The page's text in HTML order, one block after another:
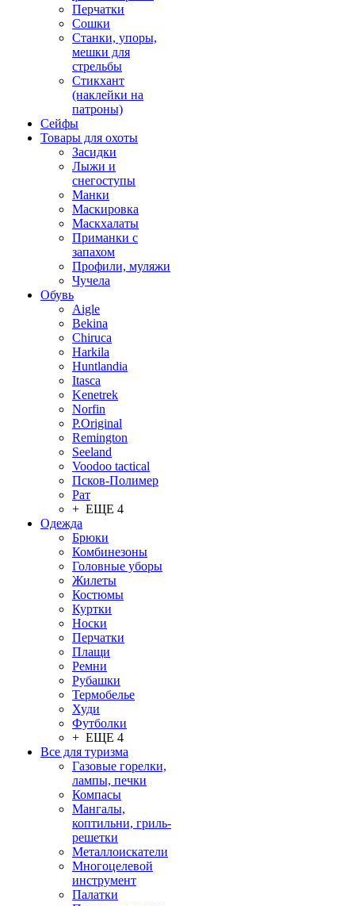
Перчатки
Сошки
Станки, упоры,
мешки для
стрельбы
Стикхант
(наклейки на
патроны)
Сейфы
Товары для охоты
Засидки
Лыжи и
снегоступы
Манки
Маскировка
Маскхалаты
Приманки с
запахом
Профили, муляжи
Чучела
Обувь
Aigle
Bekina
Chiruсa
Harkila
Huntlandia
Itasca
Kenetrek
Norfin
P.Original
Remington
Seeland
Voodoo tactical
Псков-Полимер
Рат
+ ЕЩЕ 4
Одежда
Брюки
Комбинезоны
Головные уборы
Жилеты
Костюмы
Куртки
Носки
Перчатки
Плащи
Ремни
Рубашки
Термобелье
Худи
Футболки
+ ЕЩЕ 4
Все для туризма
Газовые горелки,
лампы, печки
Компасы
Мангалы,
коптильни, гриль-
решетки
Металлоискатели
Многоцелевой
инструмент
Палатки